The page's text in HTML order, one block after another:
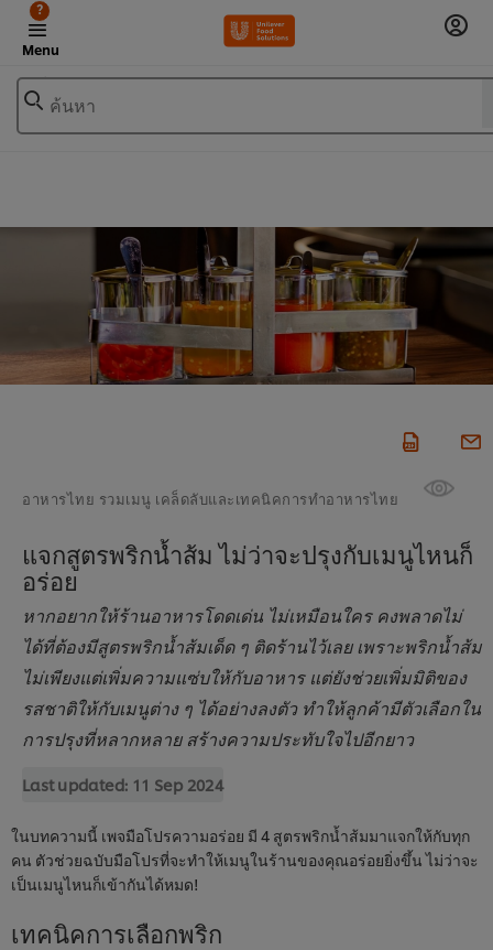
Menu
?
ค้นหา
อาหารไทย รวมเมนู เคล็ดลับและเทคนิคการทำอาหารไทย
แจกสูตรพริกน้ำส้ม ไม่ว่าจะปรุงกับเมนูไหนก็
อร่อย
หากอยากให้ร้านอาหารโดดเด่น ไม่เหมือนใคร คงพลาดไม่
ได้ที่ต้องมีสูตรพริกน้ำส้มเด็ด ๆ ติดร้านไว้เลย เพราะพริกน้ำส้ม
ไม่เพียงแต่เพิ่มความแซ่บให้กับอาหาร แต่ยังช่วยเพิ่มมิติของ
รสชาติให้กับเมนูต่าง ๆ ได้อย่างลงตัว ทำให้ลูกค้ามีตัวเลือกใน
การปรุงที่หลากหลาย สร้างความประทับใจไปอีกยาว
Last updated: 11 Sep 2024
ในบทความนี้ เพจมือโปรความอร่อย มี 4 สูตรพริกน้ำส้มมาแจกให้กับทุก
คน ตัวช่วยฉบับมือโปรที่จะทำให้เมนูในร้านของคุณอร่อยยิ่งขึ้น ไม่ว่าจะ
เป็นเมนูไหนก็เข้ากันได้หมด!
เทคนิคการเลือกพริก